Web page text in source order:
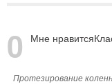
0 Мне нравится
Протезирование